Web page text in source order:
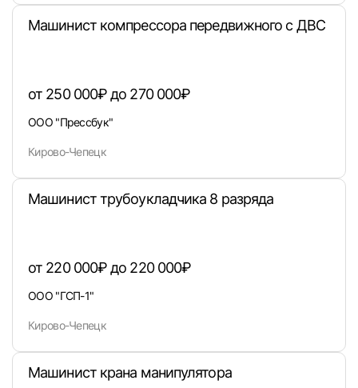
Войти с VK ID
Вход по коду
Машинист компрессора передвижного с ДВС
от 250 000₽ до 270 000₽
ООО "Прессбук"
Кирово-Чепецк
Машинист трубоукладчика 8 разряда
от 220 000₽ до 220 000₽
ООО "ГСП-1"
Кирово-Чепецк
Машинист крана манипулятора